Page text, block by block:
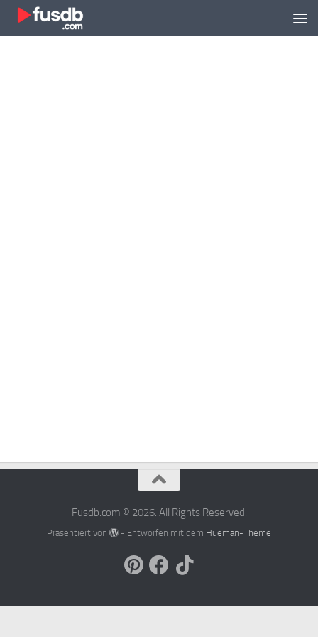
Zum Inhalt springen
Fusdb.com © 2026. All Rights Reserved.
Präsentiert von - Entworfen mit dem Hueman-Theme